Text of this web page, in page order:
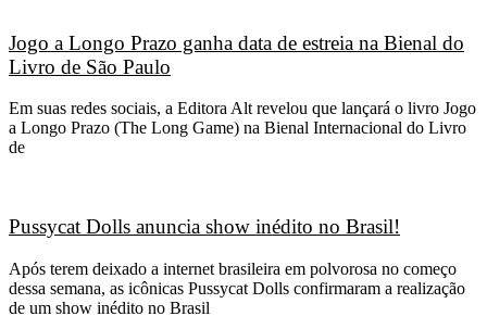
Jogo a Longo Prazo ganha data de estreia na Bienal do
Livro de São Paulo
Em suas redes sociais, a Editora Alt revelou que lançará o livro Jogo
a Longo Prazo (The Long Game) na Bienal Internacional do Livro
de
Pussycat Dolls anuncia show inédito no Brasil!
Após terem deixado a internet brasileira em polvorosa no começo
dessa semana, as icônicas Pussycat Dolls confirmaram a realização
de um show inédito no Brasil